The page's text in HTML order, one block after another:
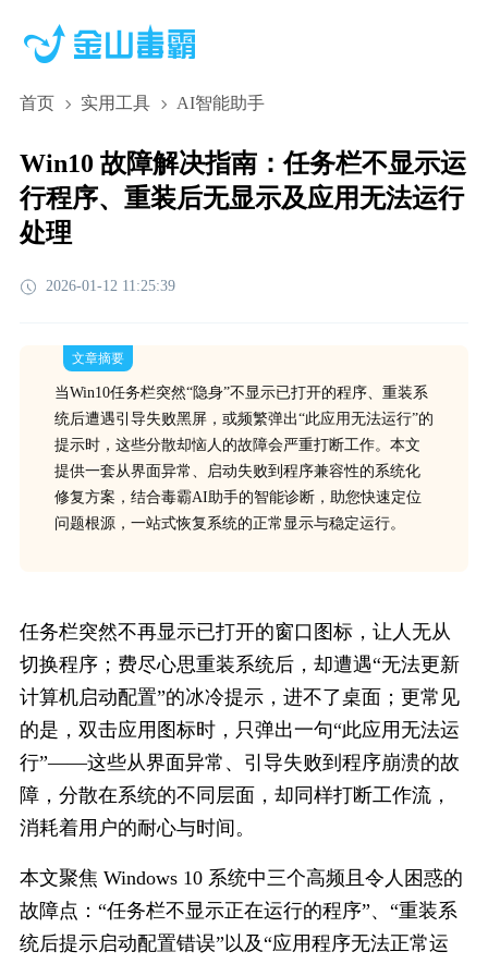
首页 实用工具 AI智能助手
Win10 故障解决指南：任务栏不显示运
行程序、重装后无显示及应用无法运行
处理
2026-01-12 11:25:39
文章摘要
当Win10任务栏突然“隐身”不显示已打开的程序、重装系
统后遭遇引导失败黑屏，或频繁弹出“此应用无法运行”的
提示时，这些分散却恼人的故障会严重打断工作。本文
提供一套从界面异常、启动失败到程序兼容性的系统化
修复方案，结合毒霸AI助手的智能诊断，助您快速定位
问题根源，一站式恢复系统的正常显示与稳定运行。
任务栏突然不再显示已打开的窗口图标，让人无从
切换程序；费尽心思重装系统后，却遭遇“无法更新
计算机启动配置”的冰冷提示，进不了桌面；更常见
的是，双击应用图标时，只弹出一句“此应用无法运
行”——这些从界面异常、引导失败到程序崩溃的故
障，分散在系统的不同层面，却同样打断工作流，
消耗着用户的耐心与时间。
本文聚焦 Windows 10 系统中三个高频且令人困惑的
故障点：“任务栏不显示正在运行的程序”、“重装系
统后提示启动配置错误”以及“应用程序无法正常运